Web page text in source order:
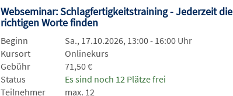
Webseminar: Schlagfertigkeitstraining - Jederzeit die
richtigen Worte finden
Beginn
Sa., 17.10.2026, 13:00 - 16:00 Uhr
Kursort
Onlinekurs
Gebühr
71,50 €
Status
Es sind noch 12 Plätze frei
Teilnehmer
max. 12